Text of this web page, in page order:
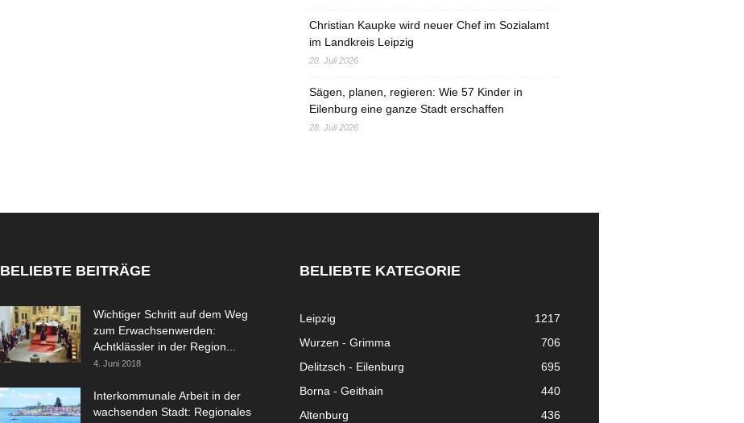
Christian Kaupke wird neuer Chef im Sozialamt
im Landkreis Leipzig
28. Juli 2026
Sägen, planen, regieren: Wie 57 Kinder in
Eilenburg eine ganze Stadt erschaffen
28. Juli 2026
BELIEBTE BEITRÄGE
Wichtiger Schritt auf dem Weg
zum Erwachsenwerden:
Achtklässler in der Region...
4. Juni 2018
Interkommunale Arbeit in der
wachsenden Stadt: Regionales
BELIEBTE KATEGORIE
Leipzig
1217
Wurzen - Grimma
706
Delitzsch - Eilenburg
695
Borna - Geithain
440
Altenburg
436